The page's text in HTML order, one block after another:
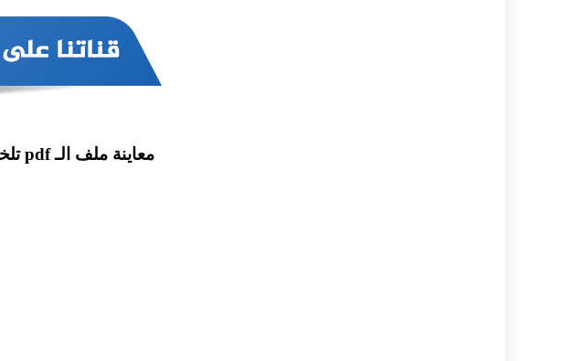
معاينة ملف الـ pdf تلخيص في اللغة العربية للفصل الثاني